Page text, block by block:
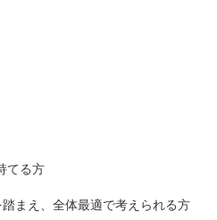
てる方
まえ、全体最適で考えられる方